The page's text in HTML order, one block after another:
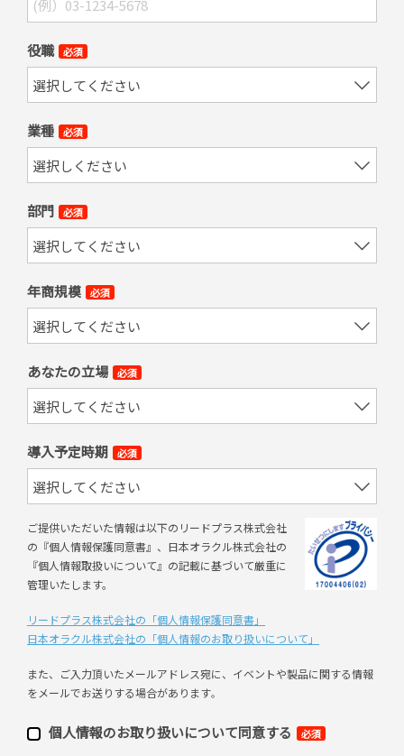
役職 必須
業種 必須
部門 必須
年商規模 必須
あなたの立場 必須
導入予定時期 必須
ご提供いただいた情報は以下のリードプラス株式会社
の『個人情報保護同意書』、日本オラクル株式会社の
『個人情報取扱いについて』の記載に基づいて厳重に
管理いたします。
リードプラス株式会社の「個⼈情報保護同意書」
日本オラクル株式会社の「個⼈情報のお取り扱いについて」
また、ご⼊⼒頂いたメールアドレス宛に、イベントや製品に関する情報
をメールでお送りする場合があります。
個⼈情報のお取り扱いについて同意する 必須